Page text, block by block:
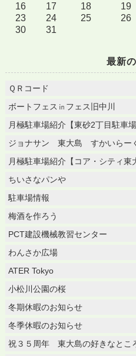
16
17 18 19
23
24 25 26
30
31
最新
ＱＲコード
ボートフェス㏌フェス旧中川
月極駐車場紹介【東砂2丁目駐車場
ジョナサン 東大島 すかいらー
月極駐車場紹介【コア・シティ東
ちいさなパンや
駐車場情報
梅酒を作ろう
PCT建設機械教習センター
わんさか広場
ATER Tokyo
小松川公園の桜
冬期休暇のお知らせ
冬季休暇のお知らせ
祝３５周年 東大島の好きなとこ